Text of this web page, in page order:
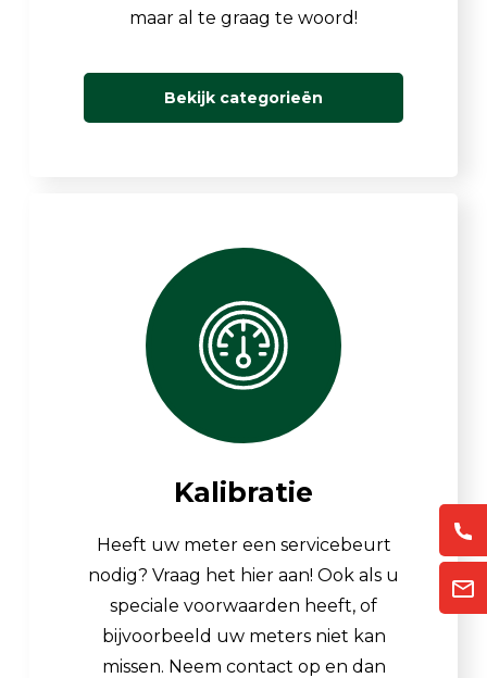
maar al te graag te woord!
Bekijk categorieën
Kalibratie
Heeft uw meter een servicebeurt
nodig? Vraag het hier aan! Ook als u
speciale voorwaarden heeft, of
bijvoorbeeld uw meters niet kan
missen. Neem contact op en dan